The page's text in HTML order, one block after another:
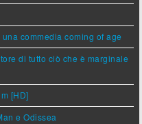
commedia coming of age
di tutto ciò che è marginale
[HD]
e Odissea